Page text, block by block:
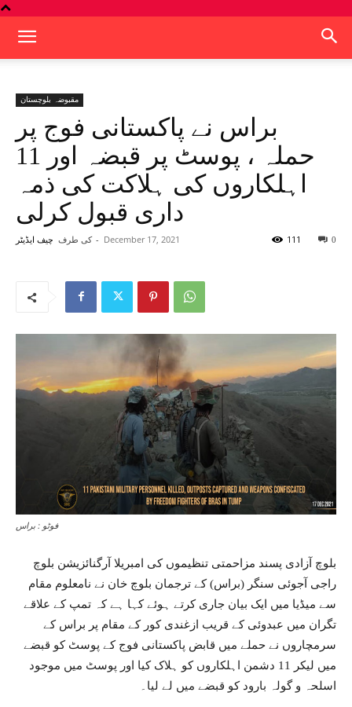
مقبوضہ بلوچستان
براس نے پاکستانی فوج پر
حملہ ، پوسٹ پر قبضہ اور 11
اہلکاروں کی ہلاکت کی ذمہ
داری قبول کرلی
کی طرف چیف ایڈیٹر - December 17, 2021 0
111
فوٹو : براس
بلوچ آزادی پسند مزاحمتی تنظیموں کی امبریلا آرگنائزیشن بلوچ
راجی آجوئی سنگر (براس) کے ترجمان بلوچ خان نے نامعلوم مقام
سے میڈیا میں ایک بیان جاری کرتے ہوئے کہا ہے کہ تمپ کے علاقے
تگران میں عبدوئی کے قریب ازغندی کور کے مقام پر براس کے
سرمچاروں نے حملے میں قابض پاکستانی فوج کے پوسٹ کو قبضے
میں لیکر 11 دشمن اہلکاروں کو ہلاک کیا اور پوسٹ میں موجود
اسلحہ و گولہ بارود کو قبضے میں لے لیا۔